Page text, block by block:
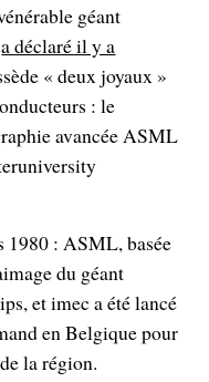
géant
a déclaré il y a
« deux joyaux »
: le
avancée ASML
1980 : ASML, basée
du géant
et imec a été lancé
en Belgique pour
la région.